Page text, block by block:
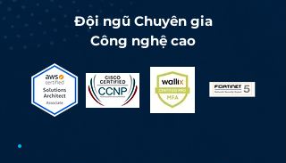
Đội ngũ Chuyên gia
Công nghệ cao